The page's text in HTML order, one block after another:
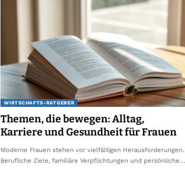
WIRTSCHAFTS-RATGEBER
Themen, die bewegen: Alltag,
Karriere und Gesundheit für Frauen
Moderne Frauen stehen vor vielfältigen Herausforderungen.
Berufliche Ziele, familiäre Verpflichtungen und persönliche…